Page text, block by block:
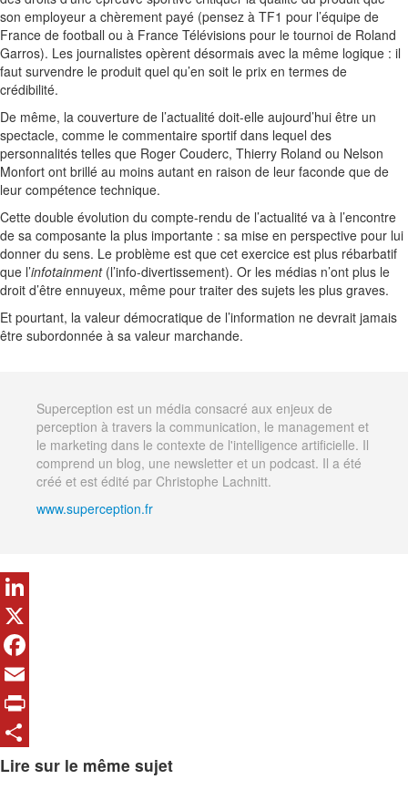
son employeur a chèrement payé (pensez à TF1 pour l’équipe de
France de football ou à France Télévisions pour le tournoi de Roland
Garros). Les journalistes opèrent désormais avec la même logique : il
faut survendre le produit quel qu’en soit le prix en termes de
crédibilité.
De même, la couverture de l’actualité doit-elle aujourd’hui être un
spectacle, comme le commentaire sportif dans lequel des
personnalités telles que Roger Couderc, Thierry Roland ou Nelson
Monfort ont brillé au moins autant en raison de leur faconde que de
leur compétence technique.
Cette double évolution du compte-rendu de l’actualité va à l’encontre
de sa composante la plus importante : sa mise en perspective pour lui
donner du sens. Le problème est que cet exercice est plus rébarbatif
que l’infotainment(l’info-divertissement). Or les médias n’ont plus le
droit d’être ennuyeux, même pour traiter des sujets les plus graves.
Et pourtant, la valeur démocratique de l’information ne devrait jamais
être subordonnée à sa valeur marchande.
Superception est un média consacré aux enjeux de
perception à travers la communication, le management et
le marketing dans le contexte de l'intelligence artificielle. Il
comprend un blog, une newsletter et un podcast. Il a été
créé et est édité par Christophe Lachnitt.
www.superception.fr
LinkedIn
X
Facebook
Email
Print
Share
Lire sur le même sujet